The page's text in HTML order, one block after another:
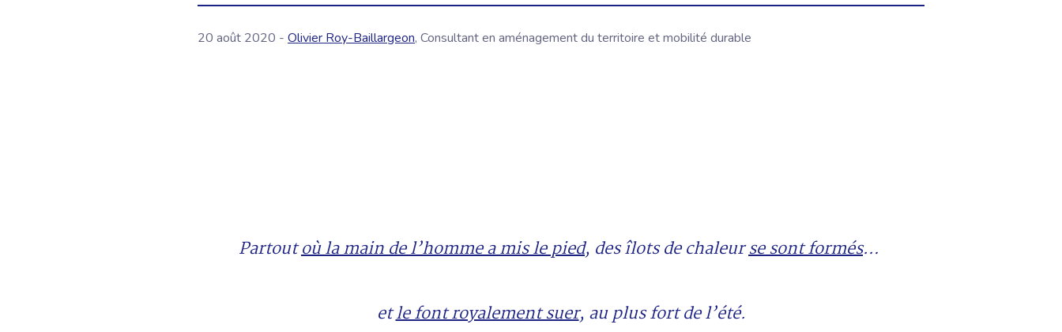
20 août 2020 - Olivier Roy-Baillargeon, Consultant en aménagement du territoire et mobilité durable
Partoutoù la main de l’homme a mis le pied, des îlots de chaleurse sont formés…
etle font royalement suer, au plus fort de l’été.